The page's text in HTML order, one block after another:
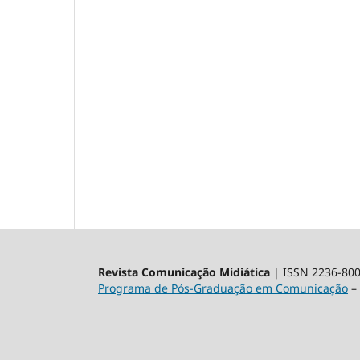
Revista Comunicação Midiática | ISSN 2236-
Programa de Pós-Graduação em Comunicação